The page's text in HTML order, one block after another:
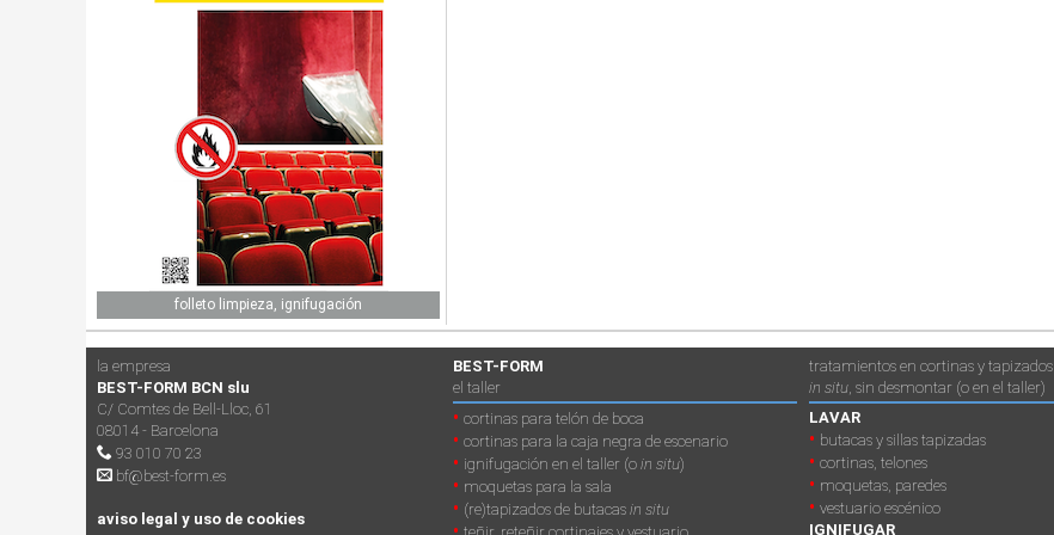
folleto limpieza, ignifugación
la empresa
BEST-FORM BCN slu
C/ Comtes de Bell-Lloc, 61
08014 - Barcelona
93 010 70 23
bf@best-form.es
aviso legal y uso de cookies
BEST-FORM
el taller
• cortinas para telón de boca
• cortinas para la caja negra de escenario
• ignifugación en el taller (o in situ)
• moquetas para la sala
• (re)tapizados de butacas in situ
tratamientos en cortinas y tapizados
in situ, sin desmontar (o en el taller)
LAVAR
• butacas y sillas tapizadas
• cortinas, telones
• moquetas, paredes
• vestuario escénico
IGNIFUGAR